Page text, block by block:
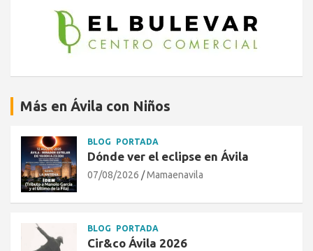
Más en Ávila con Niños
BLOG PORTADA
Dónde ver el eclipse en Ávila
07/08/2026 Mamaenavila
BLOG PORTADA
Cir&co Ávila 2026